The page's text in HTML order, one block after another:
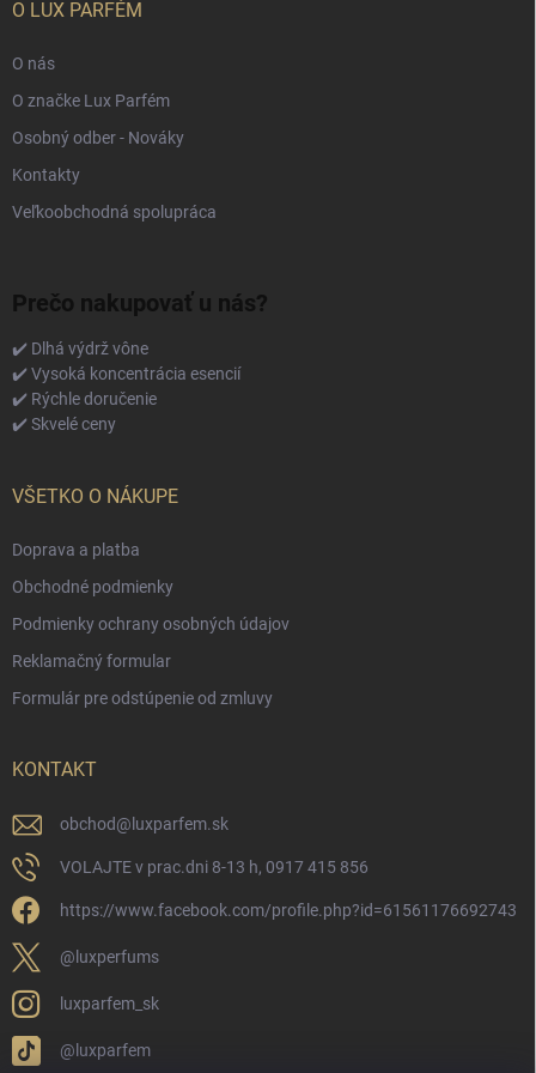
O LUX PARFÉM
O nás
O značke Lux Parfém
Osobný odber - Nováky
Kontakty
Veľkoobchodná spolupráca
Prečo nakupovať u nás?
✔️ Dlhá výdrž vône
✔️ Vysoká koncentrácia esencií
✔️ Rýchle doručenie
✔️ Skvelé ceny
VŠETKO O NÁKUPE
Doprava a platba
Obchodné podmienky
Podmienky ochrany osobných údajov
Reklamačný formular
Formulár pre odstúpenie od zmluvy
KONTAKT
obchod@ luxparfem.sk
VOLAJTE v prac.dni 8-13 h, 0917 415 856
https://www.facebook.com/profile.php?id=61561176692743
@luxperfums
luxparfem_sk
@luxparfem